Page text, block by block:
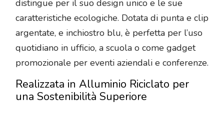
distingue per il suo design unico e le sue
caratteristiche ecologiche. Dotata di punta e clip
argentate, e inchiostro blu, è perfetta per l’uso
quotidiano in ufficio, a scuola o come gadget
promozionale per eventi aziendali e conferenze.
Realizzata in Alluminio Riciclato per
una Sostenibilità Superiore